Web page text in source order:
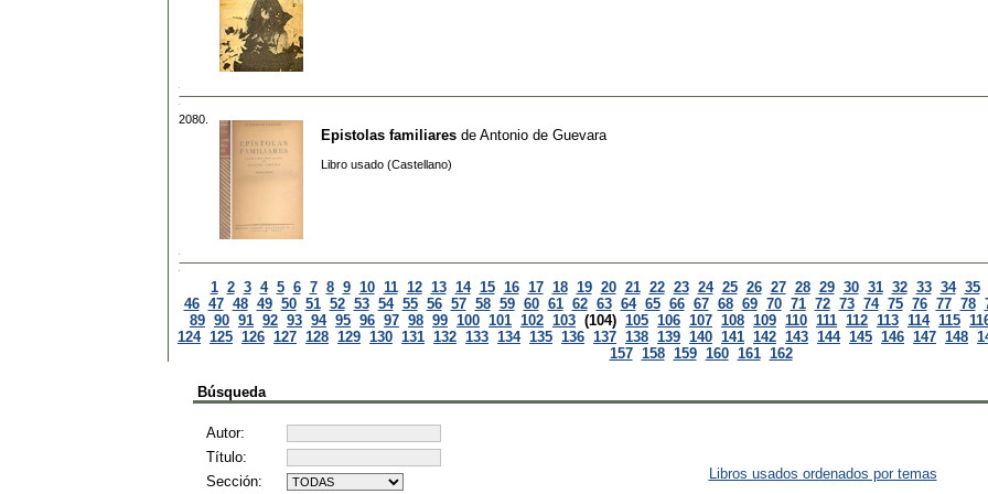
2080.
Epistolas familiares de Antonio de Guevara
Libro usado (Castellano)
1 2 3 4 5 6 7 8 9 10 11 12 13 14 15 16 17 18 19 20 21 22 23 24 25 26 27 28 29 30 31 32 33 34 35
46 47 48 49 50 51 52 53 54 55 56 57 58 59 60 61 62 63 64 65 66 67 68 69 70 71 72 73 74 75 76 77 78
89 90 91 92 93 94 95 96 97 98 99 100 101 102 103 (104) 105 106 107 108 109 110 111 112 113 114 115
124 125 126 127 128 129 130 131 132 133 134 135 136 137 138 139 140 141 142 143 144 145 146 147 148
157 158 159 160 161 162
Búsqueda
Autor:
Título:
Sección:
Libros usados ordenados por temas